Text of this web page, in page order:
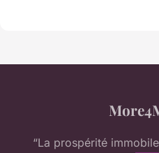
“La prospérité